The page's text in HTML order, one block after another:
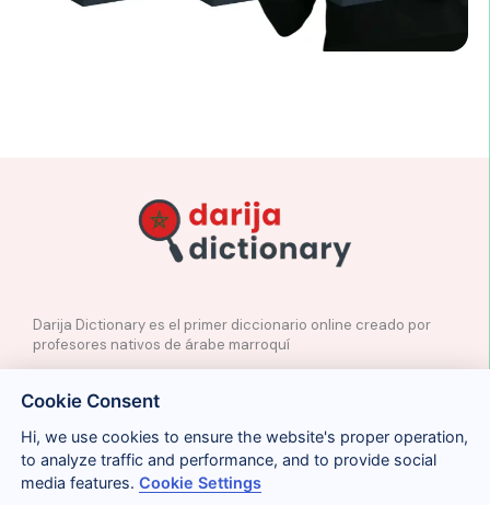
Darija Dictionary es el primer diccionario online creado por
profesores nativos de árabe marroquí
Contacto
📲Redes Sociales
🤝🏼Proponer palabras
Cookie Consent
Hi, we use cookies to ensure the website's proper operation,
to analyze traffic and performance, and to provide social
media features.Cookie Settings